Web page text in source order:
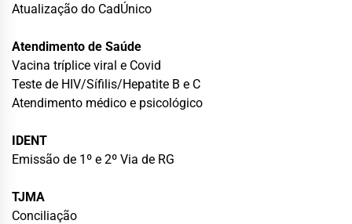
Atualização do CadÚnico
Atendimento de Saúde
Vacina tríplice viral e Covid
Teste de HIV/Sífilis/Hepatite B e C
Atendimento médico e psicológico
IDENT
Emissão de 1º e 2º Via de RG
TJMA
Conciliação